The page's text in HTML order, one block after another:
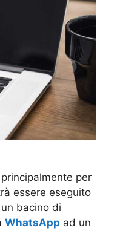
per
essere eseguito
bacino di
WhatsApp ad un